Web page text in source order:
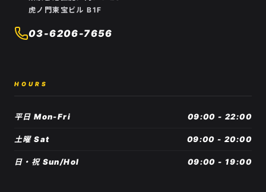
虎ノ門東宝ビル B1F
03-6206-7656
HOURS
平日 Mon-Fri 09:00 - 22:00
土曜 Sat 09:00 - 20:00
日・祝 Sun/Hol 09:00 - 19:00